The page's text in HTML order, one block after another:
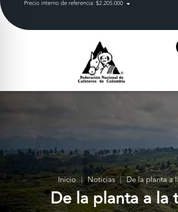
Precio interno de referencia: $2.205.000
Inicio | Noticias | De la planta a
De la planta a la